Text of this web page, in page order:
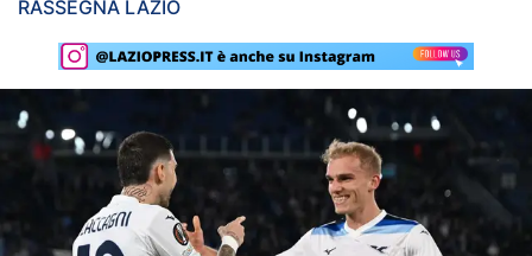
Lazio Women
Rassegna Lazio
Calcio
RASSEGNA LAZIO